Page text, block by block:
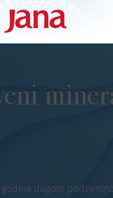
dugom